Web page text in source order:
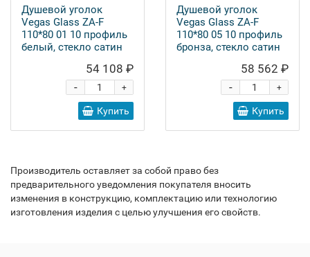
Душевой уголок
Vegas Glass ZA-F
110*80 01 10 профиль
белый, стекло сатин
54 108 ₽
+
-
Купить
Душевой уголок
Vegas Glass ZA-F
110*80 05 10 профиль
бронза, стекло сатин
58 562 ₽
+
-
Купить
Производитель оставляет за собой право без
предварительного уведомления покупателя вносить
изменения в конструкцию, комплектацию или технологию
изготовления изделия с целью улучшения его свойств.